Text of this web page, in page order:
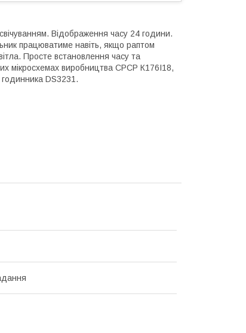
Відображення часу 24 години.
працюватиме навіть, якщо раптом
Просте встановлення часу та
мікросхемах виробництва СРСР К176І18,
DS3231.